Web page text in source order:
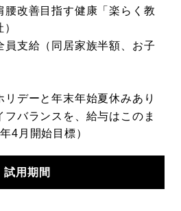
腰改善目指す健康「楽らく教
員支給（同居家族半額、お子
リデーと年末年始夏休みあり
フバランスを、給与はこのま
4月開始目標）
試用 期間